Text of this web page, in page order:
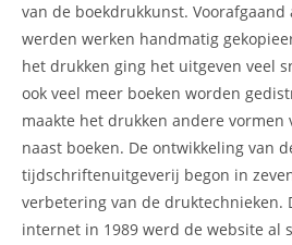
van de boekdrukkunst.
werden werken handmatig
het drukken ging het uitgeven veel
ook veel meer boeken worden
maakte het drukken andere vormen
naast boeken. De ontwikkeling van
tijdschriftenuitgeverij begon in
verbetering van de druktechnieken.
internet in 1989 werd de website al